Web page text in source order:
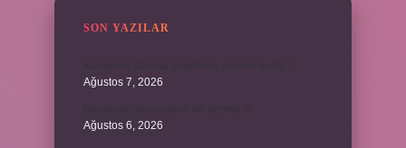
SON YAZILAR
Ağustos 7, 2026
Ağustos 6, 2026